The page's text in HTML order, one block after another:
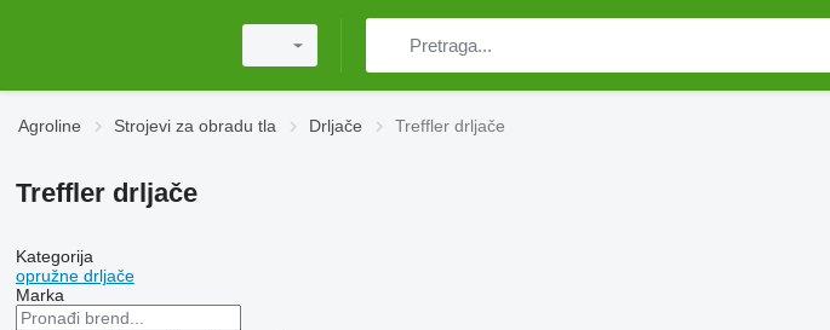
Agroline Strojevi za obradu tla Drljače Treffler drljače
Treffler drljače
Kategorija
opružne drljače
Marka